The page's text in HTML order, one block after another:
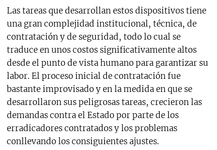
Las tareas que desarrollan estos dispositivos tiene
una gran complejidad institucional, técnica, de
contratación y de seguridad, todo lo cual se
traduce en unos costos significativamente altos
desde el punto de vista humano para garantizar su
labor. El proceso inicial de contratación fue
bastante improvisado y en la medida en que se
desarrollaron sus peligrosas tareas, crecieron las
demandas contra el Estado por parte de los
erradicadores contratados y los problemas
conllevando los consiguientes ajustes.